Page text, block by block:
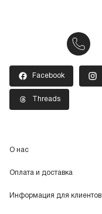
Facebook
Threads
О нас
Оплата и доставка
Информация для клиентов